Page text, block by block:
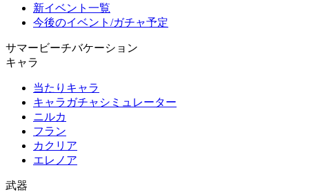
新イベント一覧
今後のイベント/ガチャ予定
サマービーチバケーション
キャラ
当たりキャラ
キャラガチャシミュレーター
ニルカ
フラン
カクリア
エレノア
武器